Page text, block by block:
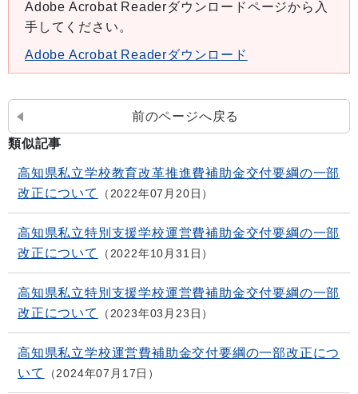
Adobe Acrobat Readerダウンロードページから入
手してください。
Adobe Acrobat Readerダウンロード
前のページへ戻る
類似記事
高知県私立学校教育改革推進費補助金交付要綱の一部
改正について
2022年07月20日
高知県私立特別支援学校運営費補助金交付要綱の一部
改正について
2022年10月31日
高知県私立特別支援学校運営費補助金交付要綱の一部
改正について
2023年03月23日
高知県私立学校運営費補助金交付要綱の一部改正につ
いて
2024年07月17日